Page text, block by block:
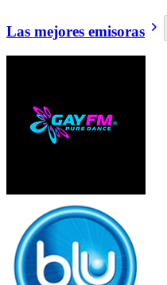
Las mejores emisoras